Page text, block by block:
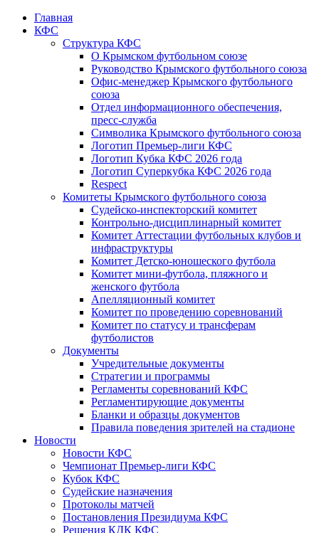
Главная
КФС
Структура КФС
О Крымском футбольном союзе
Руководство Крымского футбольного союза
Офис-менеджер Крымского футбольного
союза
Отдел информационного обеспечения,
пресс-служба
Символика Крымского футбольного союза
Логотип Премьер-лиги КФС
Логотип Кубка КФС 2026 года
Логотип Суперкубка КФС 2026 года
Respect
Комитеты Крымского футбольного союза
Судейско-инспекторский комитет
Контрольно-дисциплинарный комитет
Комитет Аттестации футбольных клубов и
инфраструктуры
Комитет Детско-юношеского футбола
Комитет мини-футбола, пляжного и
женского футбола
Апелляционный комитет
Комитет по проведению соревнований
Комитет по статусу и трансферам
футболистов
Документы
Учредительные документы
Стратегии и программы
Регламенты соревнований КФС
Регламентирующие документы
Бланки и образцы документов
Правила поведения зрителей на стадионе
Новости
Новости КФС
Чемпионат Премьер-лиги КФС
Кубок КФС
Судейские назначения
Протоколы матчей
Постановления Президиума КФС
Решения КДК КФС